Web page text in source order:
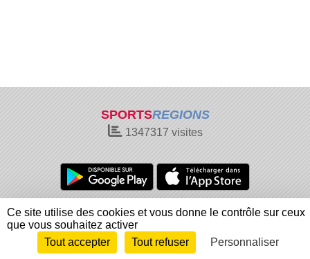
SPORTSREGIONS
1347317 visites
Charte cookies
Gestion des cookies
Informations légales
Signaler un contenu inapproprié
Envie de participer ?
Connexion
Ce site utilise des cookies et vous donne le contrôle sur ceux
que vous souhaitez activer
Tout accepter
Tout refuser Personnaliser